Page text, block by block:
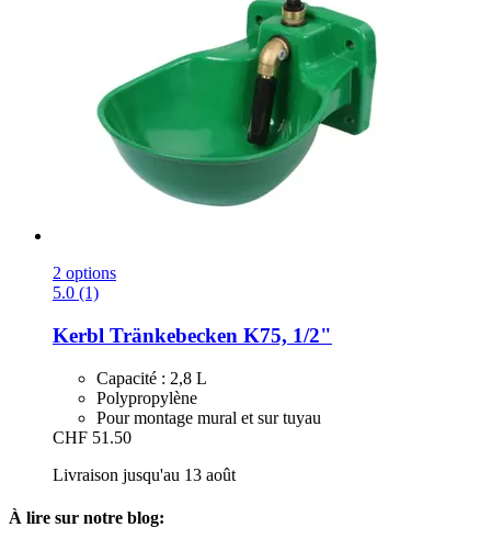
2 options
5.0 (1)
Kerbl Tränkebecken K75, 1/2"
Capacité : 2,8 L
Polypropylène
Pour montage mural et sur tuyau
CHF 51.50
Livraison jusqu'au 13 août
À lire sur notre blog: